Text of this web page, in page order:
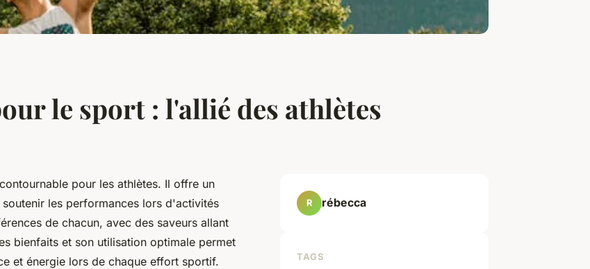
le sport : l'allié des athlètes
pour les athlètes. Il offre un
les performances lors d'activités
de chacun, avec des saveurs allant
bienfaits et son utilisation optimale permet
et énergie lors de chaque effort sportif.
R rébecca
TAGS